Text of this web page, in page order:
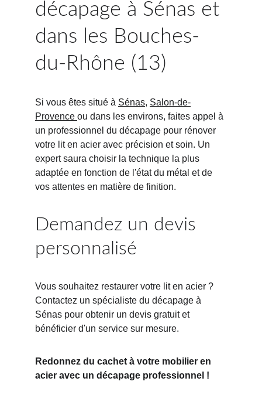
décapage à Sénas et
dans les Bouches-
du-Rhône (13)
Si vous êtes situé à Sénas, Salon-de-
Provence ou dans les environs, faites appel à
un professionnel du décapage pour rénover
votre lit en acier avec précision et soin. Un
expert saura choisir la technique la plus
adaptée en fonction de l'état du métal et de
vos attentes en matière de finition.
Demandez un devis
personnalisé
Vous souhaitez restaurer votre lit en acier ?
Contactez un spécialiste du décapage à
Sénas pour obtenir un devis gratuit et
bénéficier d'un service sur mesure.
Redonnez du cachet à votre mobilier en
acier avec un décapage professionnel !